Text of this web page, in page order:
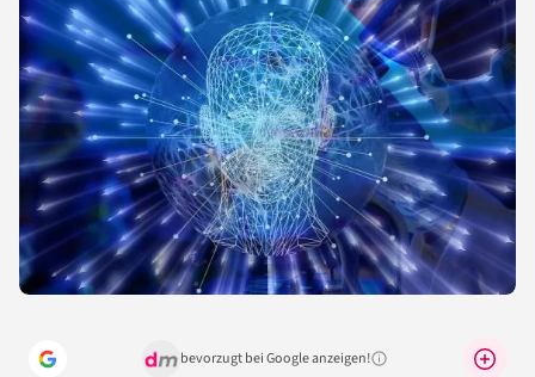
bevorzugt bei Google anzeigen!Warum lohnt sich das?